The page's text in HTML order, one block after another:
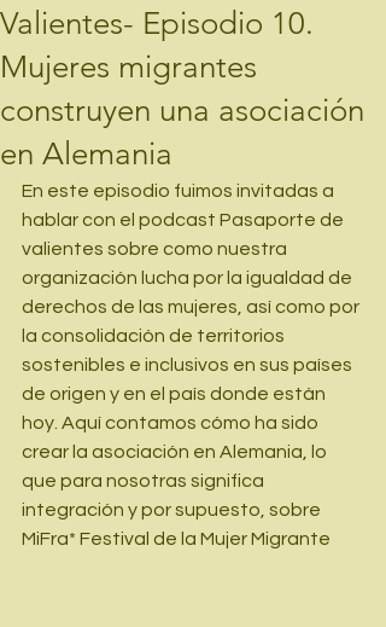
Valientes- Episodio 10.
Mujeres migrantes
construyen una asociación
en Alemania
En este episodio fuimos invitadas a
hablar con el podcast Pasaporte de
valientes sobre como nuestra
organización lucha por la igualdad de
derechos de las mujeres, así como por
la consolidación de territorios
sostenibles e inclusivos en sus países
de origen y en el país donde están
hoy. Aquí contamos cómo ha sido
crear la asociación en Alemania, lo
que para nosotras significa
integración y por supuesto, sobre
MiFra* Festival de la Mujer Migrante